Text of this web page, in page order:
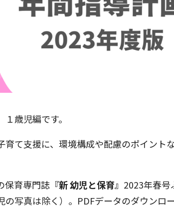
歳児編です。
育て支援に、環境構成や配慮のポイント
保育専門誌 『新 幼児と保育』 2023年春号
の写真は除く）。PDFデータのダウンロ